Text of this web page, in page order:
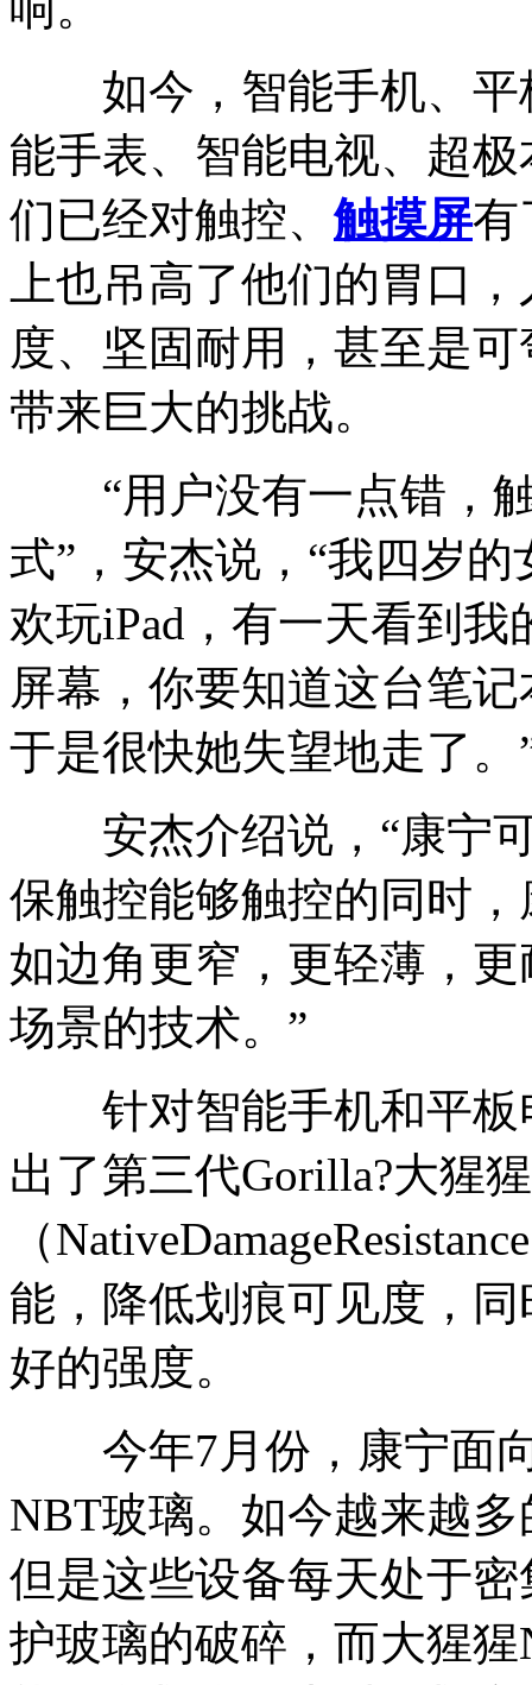
如今，智能手机、平
能手表、智能电视、超
们已经对触控、触摸屏有
上也吊高了他们的胃口
度、坚固耐用，甚至是
带来巨大的挑战。
“用户没有一点错，触
式”，安杰说，“我四岁
欢玩iPad，有一天看到
屏幕，你要知道这台笔
于是很快她失望地走了。
安杰介绍说，“康宁可
保触控能够触控的同时
如边角更窄，更轻薄，
场景的技术。”
针对智能手机和平板
出了第三代Gorilla?大猩
（
能，降低划痕可见度，
好的强度。
今年7月份，康宁面向
NBT玻璃。如今越来越
但是这些设备每天处于
护玻璃的破碎，而大猩